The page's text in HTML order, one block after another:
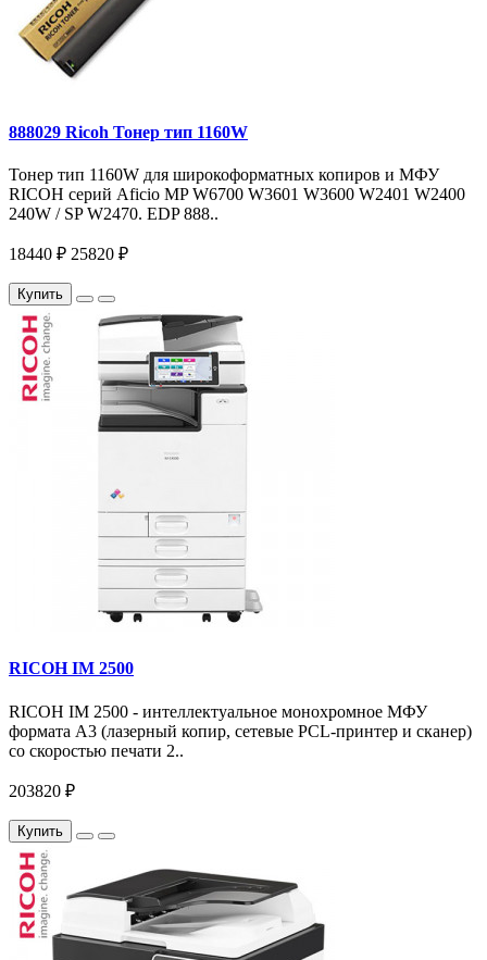
888029 Ricoh Тонер тип 1160W
Тонер тип 1160W для широкоформатных копиров и МФУ
RICOH серий Aficio MP W6700 W3601 W3600 W2401 W2400
240W / SP W2470. EDP 888..
18440 ₽ 25820 ₽
Купить
RICOH IM 2500
RICOH IM 2500 - интеллектуальное монохромное МФУ
формата А3 (лазерный копир, сетевые PCL-принтер и сканер)
со скоростью печати 2..
203820 ₽
Купить